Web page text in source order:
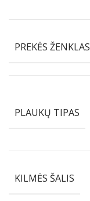
PREKĖS ŽENKLAS
PLAUKŲ TIPAS
KILMĖS ŠALIS